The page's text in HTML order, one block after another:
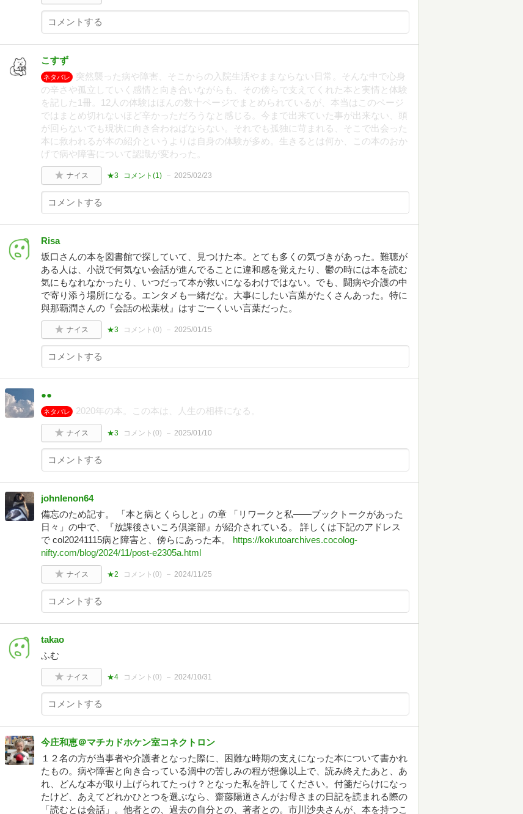
こすず
ネタバレ
突然襲った病や障害、そこからの入院生活やままならない日常。そんな中で心身
の辛さや孤立していく感情と向き合いながらも、その傍らで支えてくれた本と実情と体験
を記した1冊。12人の体験はほんの数十ページでまとめられているが、本当はこのページ
ではまとめ切れないほど辛かっただろうなと感じる。今まで出来ていた事が出来ない、頭
が回らないでも現状に向き合わねばならない。それでも孤独に苛まれる、そこで出会った
本に救われるが本の紹介というよりは自身の体験が多め。生きるとは何か、この本のおか
げで病や障害について認識が変わった。
ナイス ★3 コメント(1) 2025/02/23
Risa
坂口さんの本を図書館で探していて、見つけた本。とても多くの気づきがあった。難聴が
ある人は、小説で何気ない会話が進んでることに違和感を覚えたり、鬱の時には本を読む
気にもなれなかったり、いつだって本が救いになるわけではない。でも、闘病や介護の中
で寄り添う場所になる。エンタメも一緒だな。大事にしたい言葉がたくさんあった。特に
與那覇潤さんの『会話の松葉杖』はすごーくいい言葉だった。
ナイス ★3 コメント(0) 2025/01/15
●●
ネタバレ 2020年の本。この本は、人生の相棒になる。
ナイス ★3 コメント(0) 2025/01/10
johnlenon64
備忘のため記す。 「本と病とくらしと」の章 「リワークと私――ブックトークがあった
日々」の中で、『放課後さいころ倶楽部』が紹介されている。 詳しくは下記のアドレス
で col20241115病と障害と、傍らにあった本。 https://kokutoarchives.cocolog-
nifty.com/blog/2024/11/post-e2305a.html
ナイス ★2 コメント(0) 2024/11/25
takao
ふむ
ナイス ★4 コメント(0) 2024/10/31
今庄和恵＠マチカドホケン室コネクトロン
１２名の方が当事者や介護者となった際に、困難な時期の支えになった本について書かれ
たもの。病や障害と向き合っている渦中の苦しみの程が想像以上で、読み終えたあと、あ
れ、どんな本が取り上げられてたっけ？となった私を許してください。付箋だらけになっ
たけど、あえてどれかひとつを選ぶなら、齋藤陽道さんがお母さまの日記を読まれる際の
「読むとは会話」。他者との、過去の自分との、著者との。市川沙央さんが、本を持つこ